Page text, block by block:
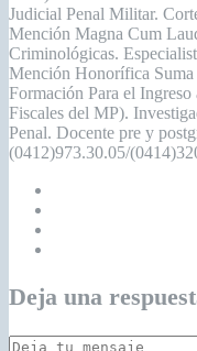
Judicial Penal Militar.
Mención Magna Cum
Criminológicas.
Mención Honorífica Suma
Formación Para el
Fiscales del MP).
Penal. Docente pre y
(0412)973.30.05/
Deja una